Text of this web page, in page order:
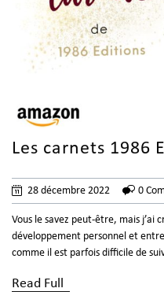
Les carnets 1986
28 décembre 2022 0
Vous le savez peut-être, mais j’ai
développement personnel et
comme il est parfois difficile de
Read Full